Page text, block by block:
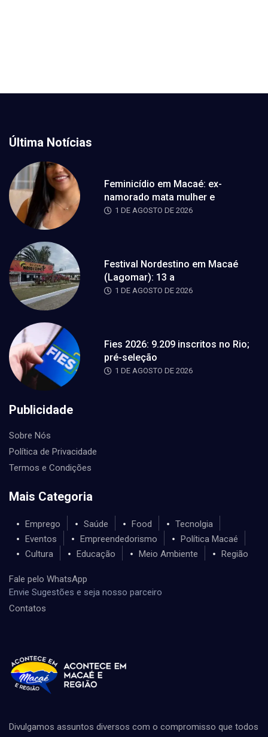
Última Notícias
Feminicídio em Macaé: ex-
namorado mata mulher e
1 DE AGOSTO DE 2026
Festival Nordestino em Macaé
(Lagomar): 13 a
1 DE AGOSTO DE 2026
Fies 2026: 9.209 inscritos no Rio;
pré-seleção
1 DE AGOSTO DE 2026
Publicidade
Sobre Nós
Política de Privacidade
Termos e Condições
Mais Categoria
Emprego Saúde Food
Tecnolgia
Eventos
Empreendedorismo
Política Macaé
Cultura
Educação Meio Ambiente Região
Fale pelo WhatsApp
Envie Sugestões e seja nosso parceiro
Contatos
Divulgamos assuntos diversos com o compromisso que todos